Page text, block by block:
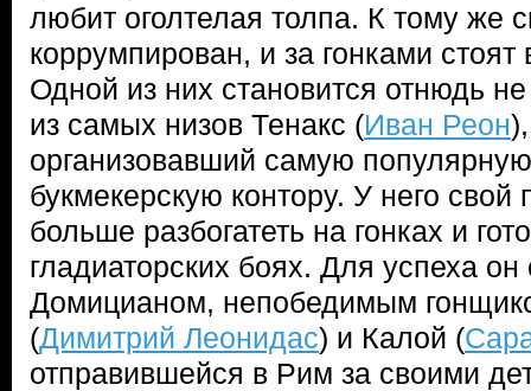
любит оголтелая толпа. К тому же
коррумпирован, и за гонками
Одной из них становится отнюдь
из самых низов Тенакс (Иван Реон
организовавший самую
букмекерскую контору. У него свой
больше разбогатеть на гонках и
гладиаторских боях. Для успеха
Домицианом, непобедимым
(Димитрий Леонидас) и Калой (
отправившейся в Рим за своими